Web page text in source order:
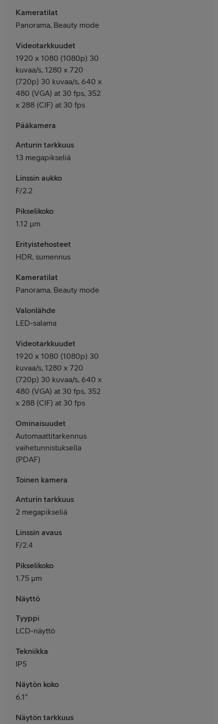
Kameratilat
Panorama, Beauty mode
Videotarkkuudet
1920 x 1080 (1080p) 30
kuvaa/s, 1280 x 720
(720p) 30 kuvaa/s, 640 x
480 (VGA) at 30 fps, 352
x 288 (CIF) at 30 fps
Pääkamera
Anturin tarkkuus
13 megapikseliä
Linssin aukko
F/2.2
Pikselikoko
1.12 μm
Erityistehosteet
HDR, sumennus
Kameratilat
Panorama, Beauty mode
Valonlähde
LED-salama
Videotarkkuudet
1920 x 1080 (1080p) 30
kuvaa/s, 1280 x 720
(720p) 30 kuvaa/s, 640 x
480 (VGA) at 30 fps, 352
x 288 (CIF) at 30 fps
Ominaisuudet
Automaattitarkennus
vaihetunnistuksella
(PDAF)
Toinen kamera
Anturin tarkkuus
2 megapikseliä
Linssin avaus
F/2.4
Pikselikoko
1.75 μm
Näyttö
Tyyppi
LCD-näyttö
Tekniikka
IPS
Näytön koko
6.1"
Näytön tarkkuus